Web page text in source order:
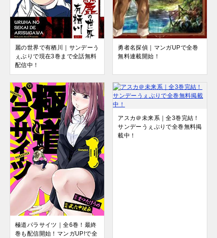
麗の世界で有栖川｜サンデーう
ぇぶりで現在3巻まで全話無料
配信中！
勇者名探偵｜マンガUPで全巻
無料連載開始！
極道パラサイツ｜全6巻！最終
巻も配信開始！マンガUP!で全
アスカ＠未来系｜全3巻完結！
サンデーうぇぶりで全巻無料掲
載中！